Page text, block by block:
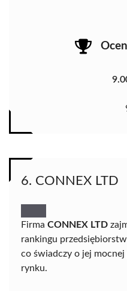
6. CONNEX LTD
Firma CONNEX LTD
rankingu
co świadczy o jej
rynku.